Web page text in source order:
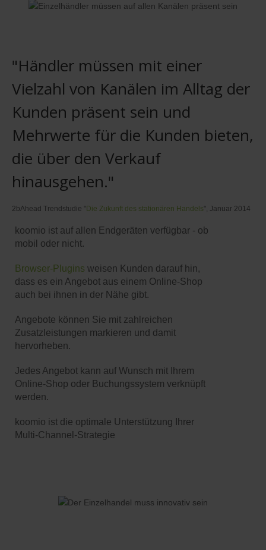
"Händler müssen mit einer
Vielzahl von Kanälen im Alltag der
Kunden präsent sein und
Mehrwerte für die Kunden bieten,
die über den Verkauf
hinausgehen."
2bAhead Trendstudie "Die Zukunft des stationären Handels ", Januar 2014
koomio ist auf allen Endgeräten verfügbar - ob
mobil oder nicht.
Browser-Plugins weisen Kunden darauf hin,
dass es ein Angebot aus einem Online-Shop
auch bei ihnen in der Nähe gibt.
Angebote können Sie mit zahlreichen
Zusatzleistungen markieren und damit
hervorheben.
Jedes Angebot kann auf Wunsch mit Ihrem
Online-Shop oder Buchungssystem verknüpft
werden.
koomio ist die optimale Unterstützung Ihrer
Multi-Channel-Strategie